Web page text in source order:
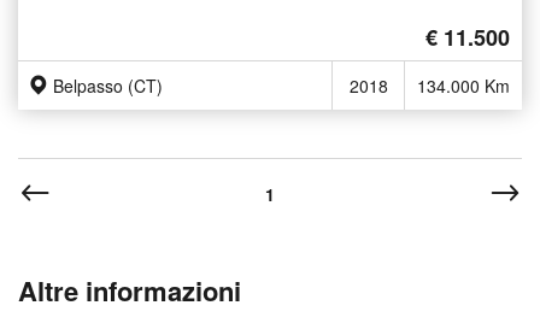
€ 11.500
Belpasso (CT) 2018 134.000 Km
1
Altre informazioni